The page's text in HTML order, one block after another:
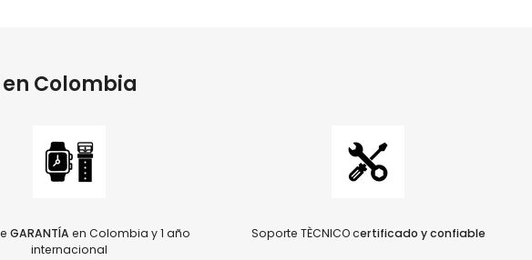
Colombia
GARANTÍA en Colombia y 1 año
internacional
Soporte TÈCNICO certificado y confiable